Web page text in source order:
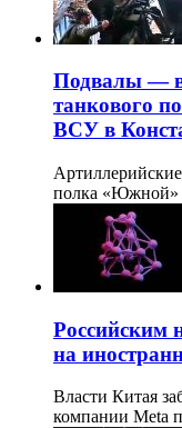
Подвалы — в
танкового
ВСУ в
полка «Южной»
Российским
на
Власти Китая
компании Meta